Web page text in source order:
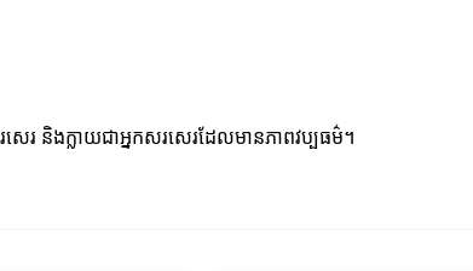
េរ និងក្លាយជាអ្នកសរសេរដែលមានភាពវប្បធម៌។